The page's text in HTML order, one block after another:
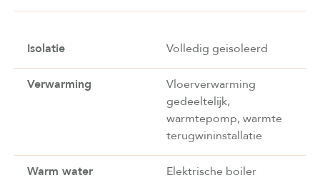
Isolatie Volledig geisoleerd
Verwarming
Vloerverwarming
gedeeltelijk,
warmtepomp, warmte
terugwininstallatie
Warm water
Elektrische boiler